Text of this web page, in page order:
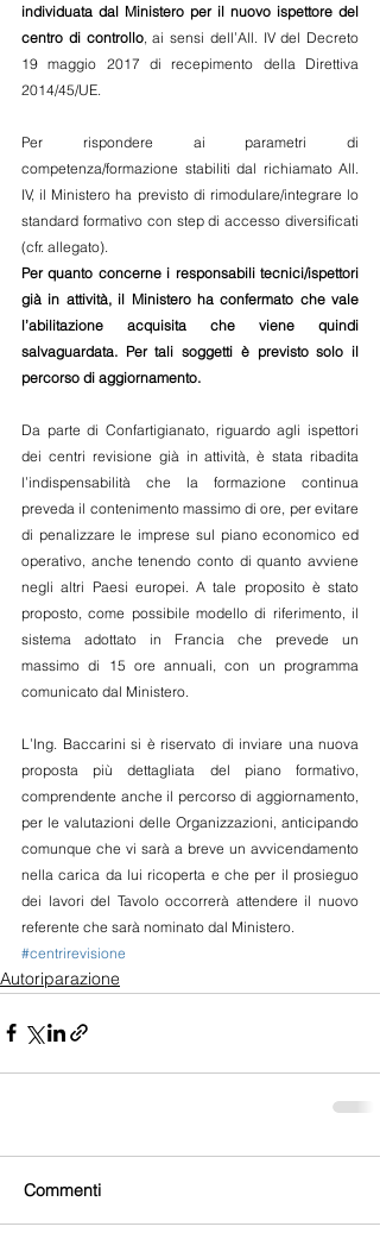
individuata dal Ministero per il nuovo ispettore del
centro di controllo, ai sensi dell’All. IV del Decreto
19 maggio 2017 di recepimento della Direttiva
2014/45/UE.
Per rispondere ai parametri di
competenza/formazione stabiliti dal richiamato All.
IV, il Ministero ha previsto di rimodulare/integrare lo
standard formativo con step di accesso diversificati
(cfr. allegato).
Per quanto concerne i responsabili tecnici/ispettori
già in attività, il Ministero ha confermato che vale
l’abilitazione acquisita che viene quindi
salvaguardata. Per tali soggetti è previsto solo il
percorso di aggiornamento.
Da parte di Confartigianato, riguardo agli ispettori
dei centri revisione già in attività, è stata ribadita
l’indispensabilità che la formazione continua
preveda il contenimento massimo di ore, per evitare
di penalizzare le imprese sul piano economico ed
operativo, anche tenendo conto di quanto avviene
negli altri Paesi europei. A tale proposito è stato
proposto, come possibile modello di riferimento, il
sistema adottato in Francia che prevede un
massimo di 15 ore annuali, con un programma
comunicato dal Ministero.
L’Ing. Baccarini si è riservato di inviare una nuova
proposta più dettagliata del piano formativo,
comprendente anche il percorso di aggiornamento,
per le valutazioni delle Organizzazioni, anticipando
comunque che vi sarà a breve un avvicendamento
nella carica da lui ricoperta e che per il prosieguo
dei lavori del Tavolo occorrerà attendere il nuovo
referente che sarà nominato dal Ministero.
#centrirevisione
Autoriparazione
Commenti